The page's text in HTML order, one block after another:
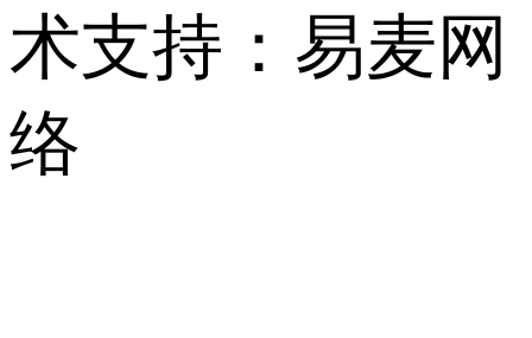
术支持：易麦网
络